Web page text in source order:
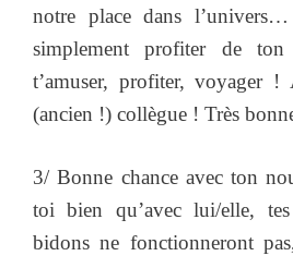
notre place dans
simplement profiter de
t’amuser, profiter, voyager
(ancien !) collègue ! Très
3/ Bonne chance avec ton
toi bien qu’avec lui/elle,
bidons ne fonctionneront